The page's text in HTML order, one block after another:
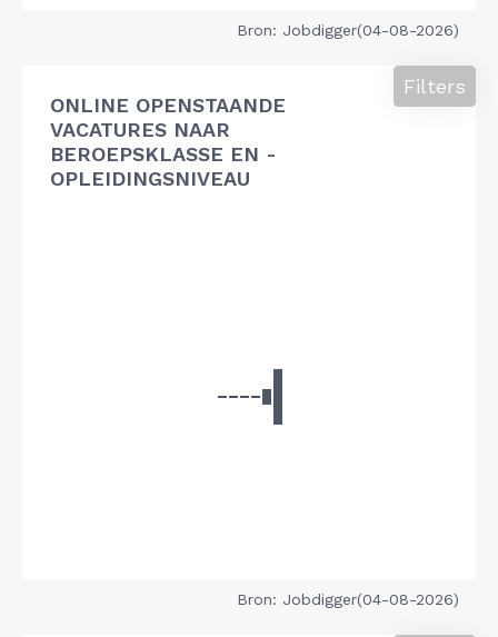
Bron: Jobdigger(04-08-2026)
ONLINE OPENSTAANDE
VACATURES NAAR
BEROEPSKLASSE EN -
OPLEIDINGSNIVEAU
Filters
Bron: Jobdigger(04-08-2026)